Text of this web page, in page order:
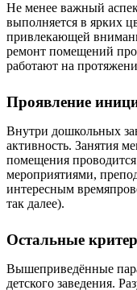
Не менее важный
выполняется в ярких
привлекающей
ремонт помещений
работают на
Проявление
Внутри дошкольных
активность. Занятия
помещения
мероприятиями,
интересным
так далее).
Остальные
Вышеприведённые
детского заведения.